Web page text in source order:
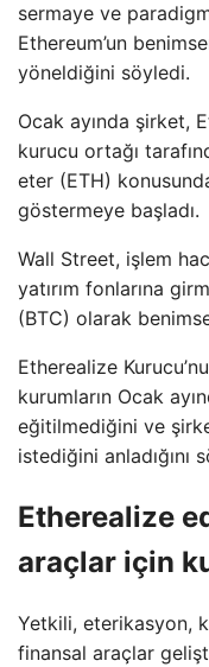
sermaye ve
Ethereum’un
yöneldiğini söyledi.
Ocak ayında şirket,
kurucu ortağı
eter (ETH)
göstermeye başladı.
Wall Street, işlem
yatırım fonlarına
(BTC) olarak
Etherealize
kurumların Ocak
eğitilmediğini ve
istediğini anladığını
Etherealize
araçlar için
Yetkili, eterikasyon,
finansal araçlar